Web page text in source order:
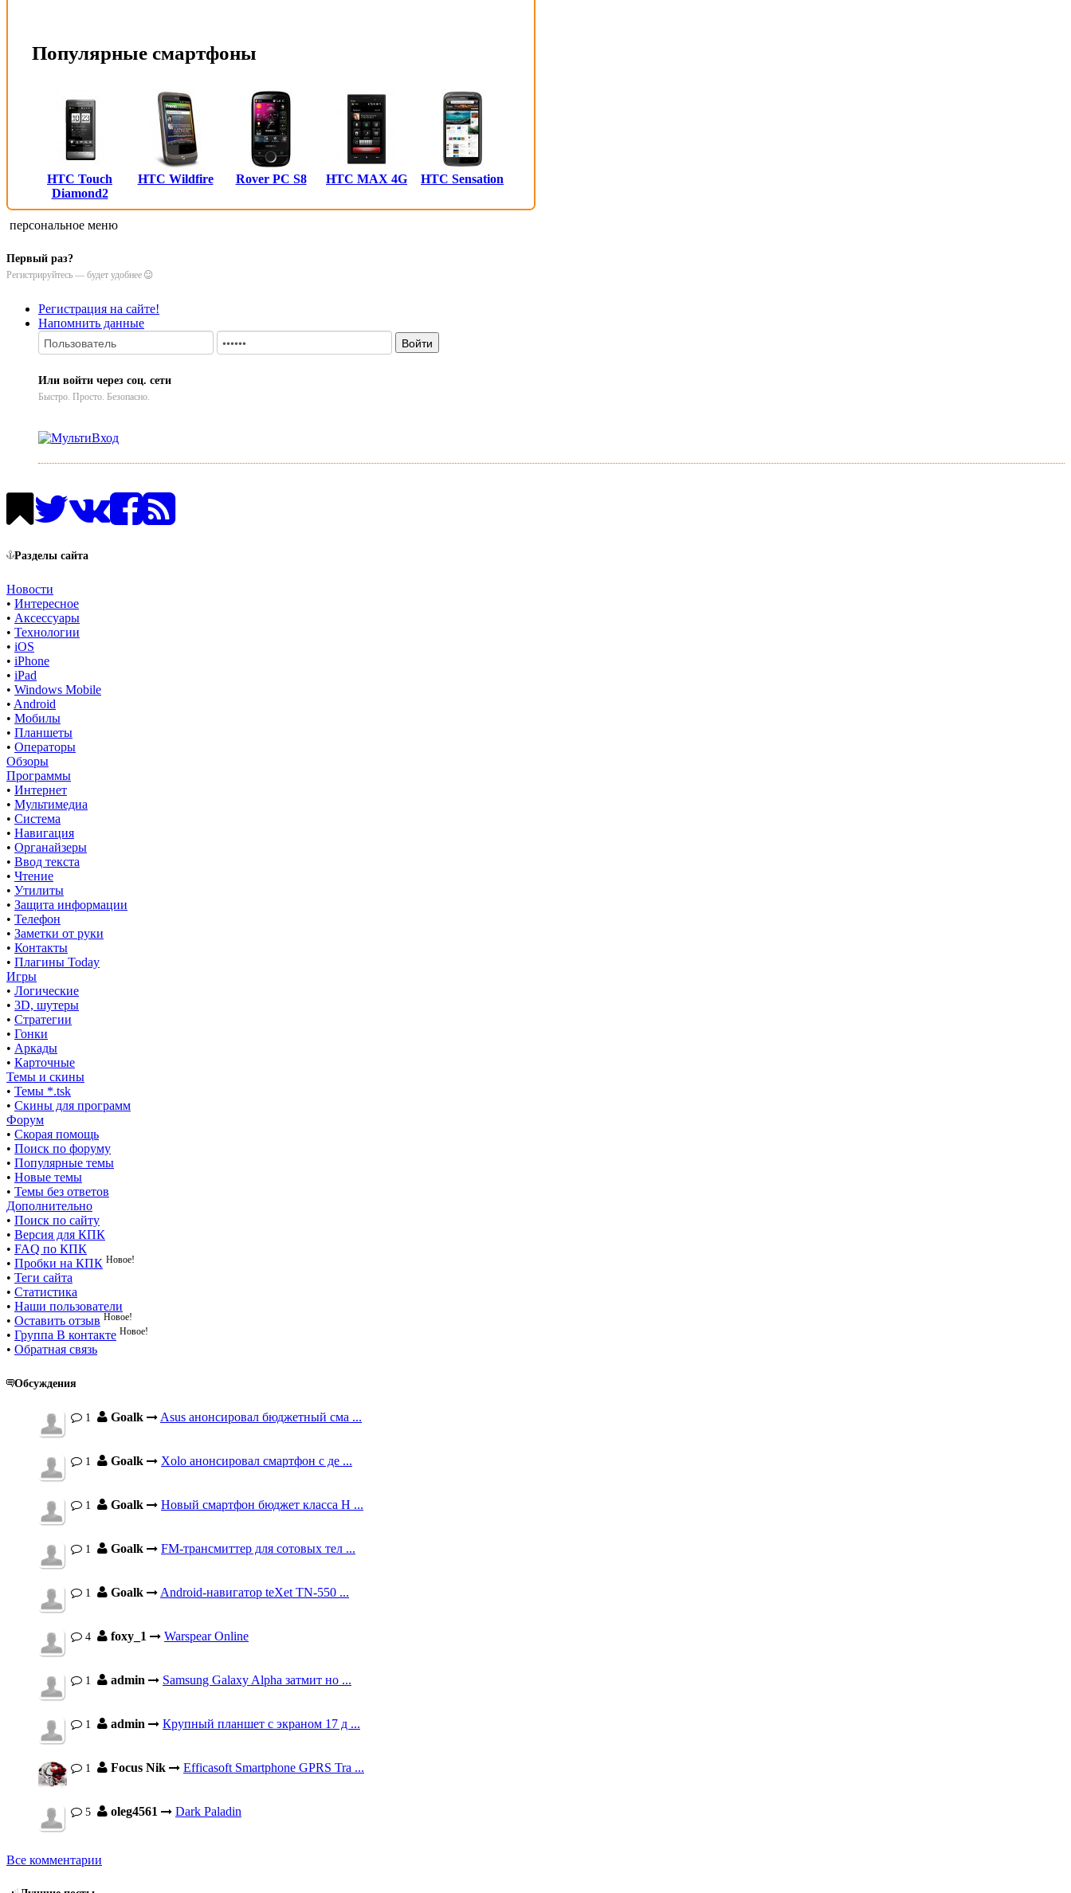
Популярные смартфоны
HTC Touch
Diamond2
HTC Wildfire Rover PC S8 HTC MAX 4G HTC Sensation
персональное меню
Первый раз?
Регистрируйтесь — будет удобнее
Регистрация на сайте!
Напомнить данные
Войти
Или войти через соц. сети
Быстро. Просто. Безопасно.
Разделы сайта
Новости
• Интересное
• Аксессуары
• Технологии
• iOS
• iPhone
• iPad
• Windows Mobile
• Android
• Мобилы
• Планшеты
• Операторы
Обзоры
Программы
• Интернет
• Мультимедиа
• Система
• Навигация
• Органайзеры
• Ввод текста
• Чтение
• Утилиты
• Защита информации
• Телефон
• Заметки от руки
• Контакты
• Плагины Today
Игры
• Логические
• 3D, шутеры
• Стратегии
• Гонки
• Аркады
• Карточные
Темы и скины
• Темы *.tsk
• Скины для программ
Форум
• Скорая помощь
• Поиск по форуму
• Популярные темы
• Новые темы
• Темы без ответов
Дополнительно
• Поиск по сайту
• Версия для КПК
• FAQ по КПК
• Пробки на КПК Новое!
• Теги сайта
• Статистика
• Наши пользователи
• Оставить отзыв Новое!
• Группа В контакте Новое!
• Обратная связь
Обсуждения
1 Goalk Asus анонсировал бюджетный сма ...
1 Goalk Xolo анонсировал смартфон с де ...
1 Goalk Новый смартфон бюджет класса H ...
1 Goalk FM-трансмиттер для сотовых тел ...
1 Goalk Android-навигатор teXet TN-550 ...
4 foxy_1 Warspear Online
1 admin Samsung Galaxy Alpha затмит но ...
1 admin Крупный планшет с экраном 17 д ...
1 Focus Nik Efficasoft Smartphone GPRS Tra ...
5 oleg4561 Dark Paladin
Все комментарии